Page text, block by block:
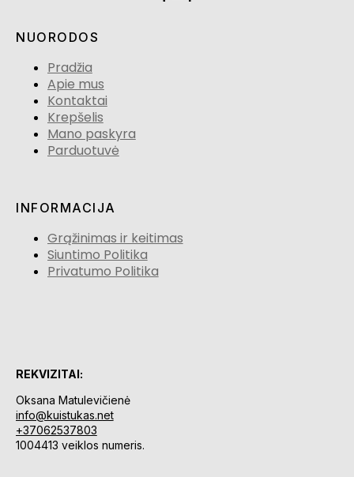
NUORODOS
Pradžia
Apie mus
Kontaktai
Krepšelis
Mano paskyra
Parduotuvė
INFORMACIJA
Grąžinimas ir keitimas
Siuntimo Politika
Privatumo Politika
REKVIZITAI:
Oksana Matulevičienė
info@kuistukas.net
+37062537803
1004413 veiklos numeris.